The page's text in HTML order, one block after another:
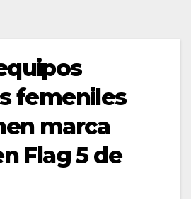
femeniles
marca
Flag 5 de